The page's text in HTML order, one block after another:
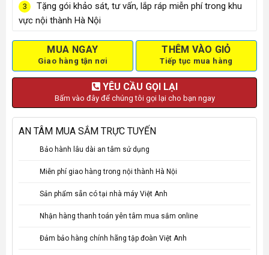
3
Tặng gói khảo sát, tư vấn, lắp ráp miễn phí trong khu
vực nội thành Hà Nội
MUA NGAY
Giao hàng tận nơi
THÊM VÀO GIỎ
Tiếp tục mua hàng
YÊU CẦU GỌI LẠI
Bấm vào đây để chúng tôi gọi lại cho bạn ngay
AN TÂM MUA SẮM TRỰC TUYẾN
Bảo hành lâu dài an tâm sử dụng
Miễn phí giao hàng trong nội thành Hà Nội
Sản phẩm sẵn có tại nhà máy Việt Anh
Nhận hàng thanh toán yên tâm mua sắm online
Đảm bảo hàng chính hãng tập đoàn Việt Anh